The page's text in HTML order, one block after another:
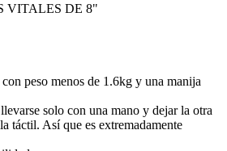
VITALES DE 8"
peso menos de 1.6kg y una manija
solo con una mano y dejar la otra
táctil. Así que es extremadamente